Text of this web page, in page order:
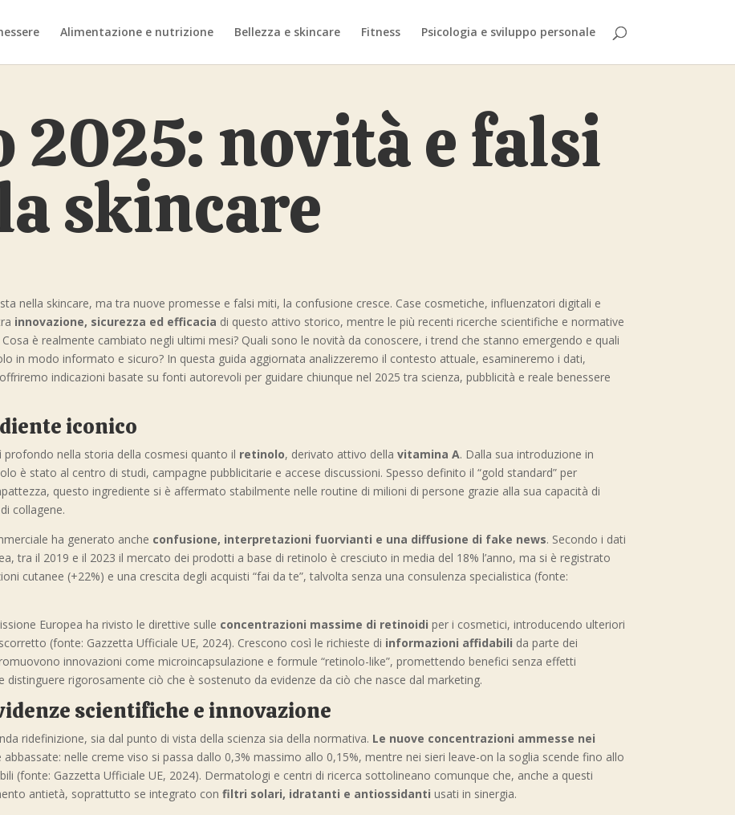
Alimentazione e nutrizione Bellezza e skincare Fitness Psicologia e sviluppo personale
2025: novità e falsi
skincare
nella skincare, ma tra nuove promesse e falsi miti, la confusione cresce. Case cosmetiche, influenzatori digitali e
innovazione, sicurezza ed efficacia di questo attivo storico, mentre le più recenti ricerche scientifiche e normative
è realmente cambiato negli ultimi mesi? Quali sono le novità da conoscere, i trend che stanno emergendo e quali
in modo informato e sicuro? In questa guida aggiornata analizzeremo il contesto attuale, esamineremo i dati,
indicazioni basate su fonti autorevoli per guidare chiunque nel 2025 tra scienza, pubblicità e reale benessere
iconico
nella storia della cosmesi quanto il retinolo, derivato attivo dellavitamina A. Dalla sua introduzione in
è stato al centro di studi, campagne pubblicitarie e accese discussioni. Spesso definito il “gold standard” per
questo ingrediente si è affermato stabilmente nelle routine di milioni di persone grazie alla sua capacità di
collagene.
ha generato anche confusione, interpretazioni fuorvianti e una diffusione di fake news. Secondo i dati
tra il 2019 e il 2023 il mercato dei prodotti a base di retinolo è cresciuto in media del 18% l’anno, ma si è registrato
cutanee (+22%) e una crescita degli acquisti “fai da te”, talvolta senza una consulenza specialistica (fonte:
Europea ha rivisto le direttive sulle concentrazioni massime di retinoidi per i cosmetici, introducendo ulteriori
(fonte: Gazzetta Ufficiale UE, 2024). Crescono così le richieste di informazioni affidabili da parte dei
innovazioni come microincapsulazione e formule “retinolo-like”, promettendo benefici senza effetti
rigorosamente ciò che è sostenuto da evidenze da ciò che nasce dal marketing.
scientifiche e innovazione
ridefinizione, sia dal punto di vista della scienza sia della normativa. Le nuove concentrazioni ammesse nei
nelle creme viso si passa dallo 0,3% massimo allo 0,15%, mentre nei sieri leave-on la soglia scende fino allo
(fonte: Gazzetta Ufficiale UE, 2024). Dermatologi e centri di ricerca sottolineano comunque che, anche a questi
antietà, soprattutto se integrato confiltri solari, idratanti e antiossidanti usati in sinergia.